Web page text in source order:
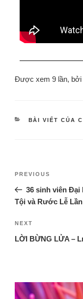
Được xem 9 lần, bởi
BÀI VIẾT CỦA
PREVIOUS
36 sinh viên Đại
Tội và Rước Lễ
NEXT
LỜI BỪNG LỬA –